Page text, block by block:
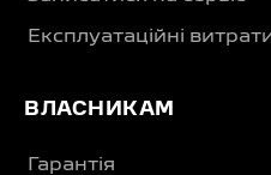
Експлуатаційні
ВЛАСНИКАМ
Гарантія